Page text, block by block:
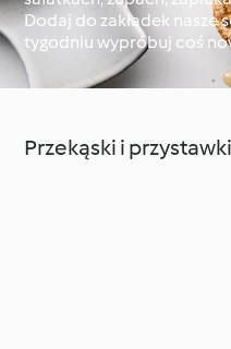
Dookoła świata z
Cookidoo®
Dodaj do zakładek
tygodniu wypróbuj coś
Przekąski i